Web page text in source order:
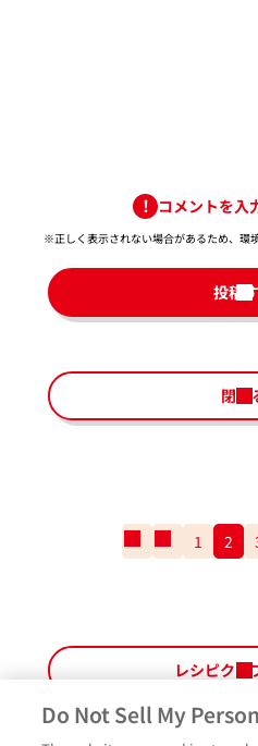
コメントを入
※正しく表示されない場合があるため、環
投稿
閉じ
番
ペ
ー
ジ
の
1 2
レシピクラ
Do Not Sell My